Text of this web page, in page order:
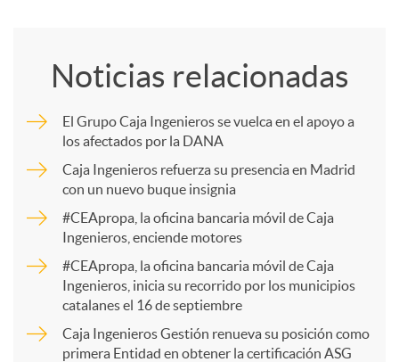
p
a
r
t
Noticias relacionadas
El Grupo Caja Ingenieros se vuelca en el apoyo a
los afectados por la DANA
Caja Ingenieros refuerza su presencia en Madrid
con un nuevo buque insignia
#CEApropa, la oficina bancaria móvil de Caja
Ingenieros, enciende motores
#CEApropa, la oficina bancaria móvil de Caja
Ingenieros, inicia su recorrido por los municipios
catalanes el 16 de septiembre
Caja Ingenieros Gestión renueva su posición como
primera Entidad en obtener la certificación ASG